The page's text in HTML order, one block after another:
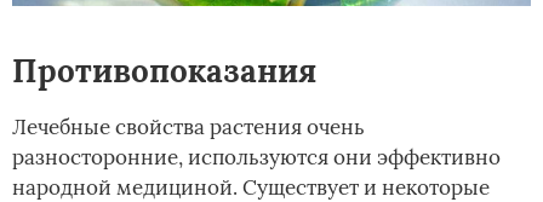
Противопоказания
Лечебные свойства растения очень
разносторонние, используются они эффективно
народной медициной. Существует и некоторые